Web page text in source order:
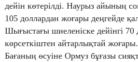
дейін көтерілді. Наурыз айының
105 доллардан жоғары деңгейде
Шығыстағы шиеленіске дейінгі 70
көрсеткіштен айтарлықтай жоғары.
Бағаның өсуіне Ормуз бұғазы